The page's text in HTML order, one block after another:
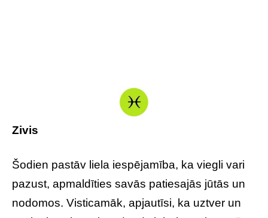
Zivis
Šodien pastāv liela iespējamība, ka viegli vari
pazust, apmaldīties savās patiesajās jūtās un
nodomos. Visticamāk, apjautīsi, ka uztver un